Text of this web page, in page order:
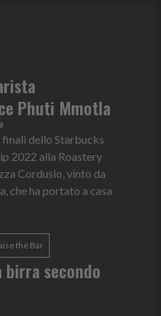
Phuti Mmotla
finali dello Starbucks
2022 alla Roastery
Cordusio, vinto da
che ha portato a casa
the Bar
secondo